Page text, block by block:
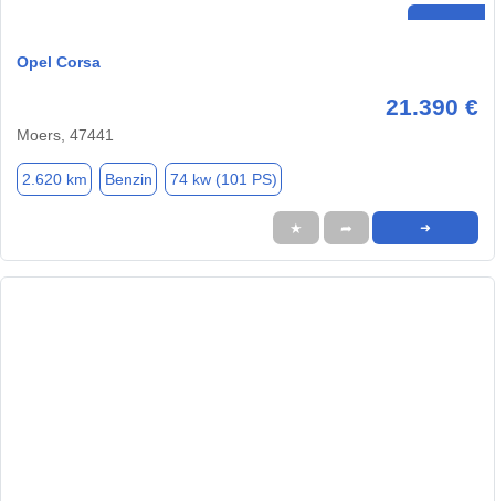
Opel Corsa
21.390 €
Moers, 47441
2.620 km Benzin 74 kw (101 PS)
★ ➦ ➜